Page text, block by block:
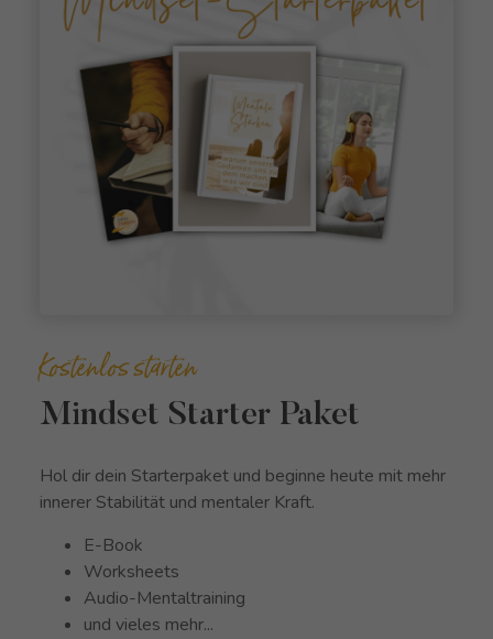
Kostenlos starten
Mindset Starter Paket
Hol dir dein Starterpaket und beginne heute mit mehr
innerer Stabilität und mentaler Kraft.
E-Book
Worksheets
Audio-Mentaltraining
und vieles mehr...